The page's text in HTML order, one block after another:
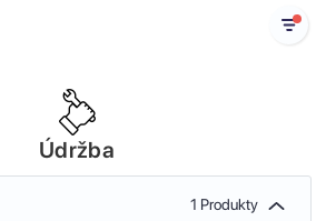
Údržba
1 Produkty